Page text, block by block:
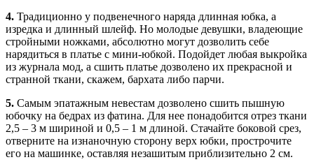
4. Традиционно у подвенечного наряда длинная юбка, а
изредка и длинный шлейф. Но молодые девушки, владеющие
стройными ножками, абсолютно могут дозволить себе
нарядиться в платье с мини-юбкой. Подойдет любая выкройка
из журнала мод, а сшить платье дозволено их прекрасной и
странной ткани, скажем, бархата либо парчи.
5. Самым эпатажным невестам дозволено сшить пышную
юбочку на бедрах из фатина. Для нее понадобится отрез ткани
2,5 – 3 м шириной и 0,5 – 1 м длиной. Стачайте боковой срез,
отверните на изнаночную сторону верх юбки, прострочите
его на машинке, оставляя незашитым приблизительно 2 см.